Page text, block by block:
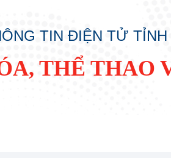
TIN ĐIỆN TỬ
THỂ THAO